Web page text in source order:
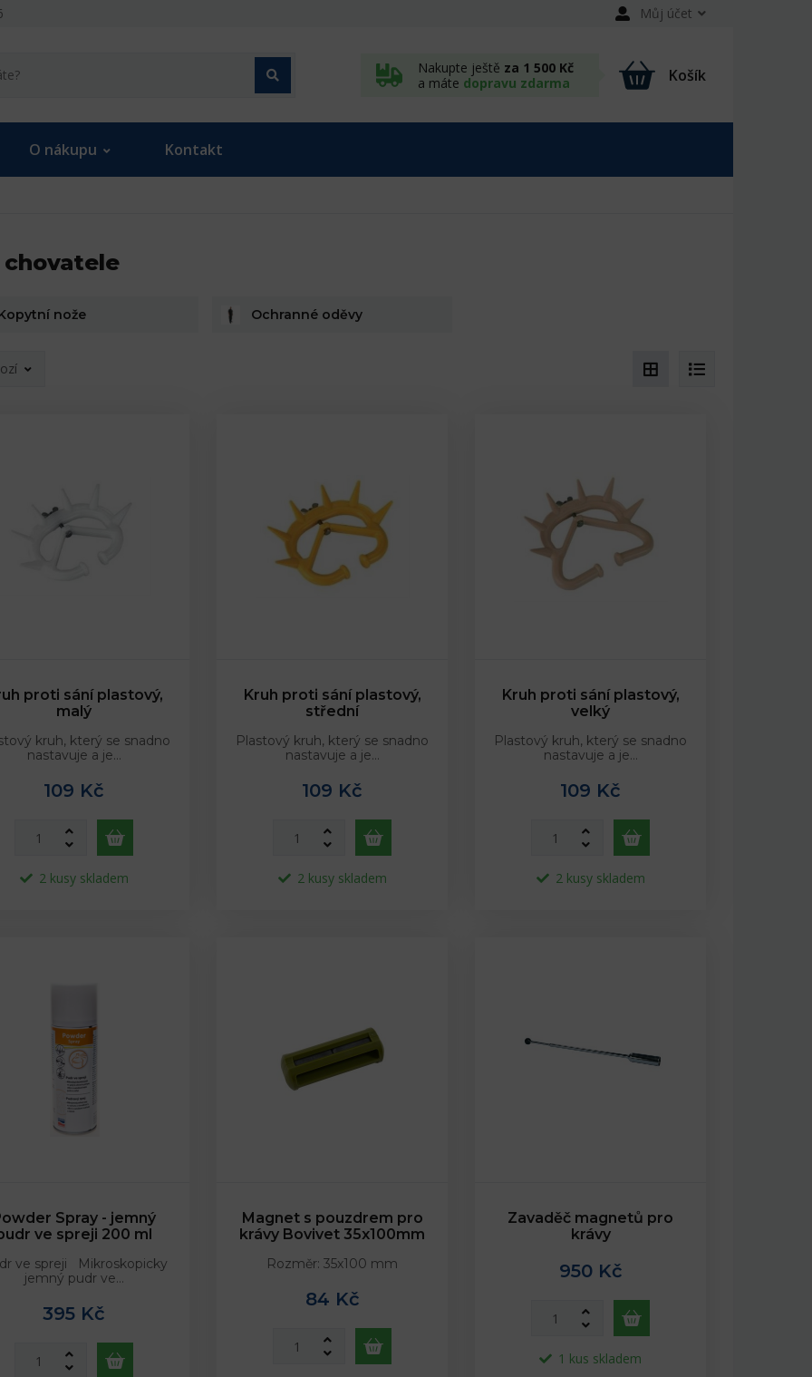
Můj účet
Nakupte ještě za 1 500 Kč
a máte dopravu zdarma Košík
O nákupu Kontakt
chovatele
nože Ochranné oděvy
proti sání plastový,
malý
kruh, který se snadno
nastavuje a je…
109 Kč
2 kusy skladem
Kruh proti sání plastový,
střední
Plastový kruh, který se snadno
nastavuje a je…
109 Kč
2 kusy skladem
Kruh proti sání plastový,
velký
Plastový kruh, který se snadno
nastavuje a je…
109 Kč
2 kusy skladem
Spray - jemný
ve spreji 200 ml
ve spreji Mikroskopicky
jemný pudr ve…
395 Kč
Magnet s pouzdrem pro
krávy Bovivet 35x100mm
Rozměr: 35x100 mm
84 Kč
Zavaděč magnetů pro
krávy
950 Kč
1 kus skladem